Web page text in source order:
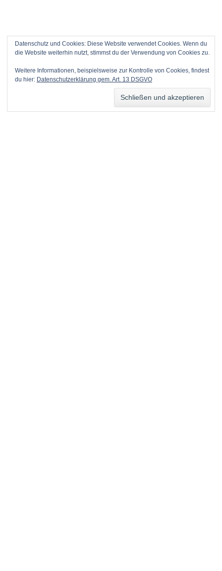
Datenschutz und Cookies: Diese Website verwendet Cookies. Wenn du
die Website weiterhin nutzt, stimmst du der Verwendung von Cookies zu.
Weitere Informationen, beispielsweise zur Kontrolle von Cookies, findest
du hier: Datenschutzerklärung gem. Art. 13 DSGVO